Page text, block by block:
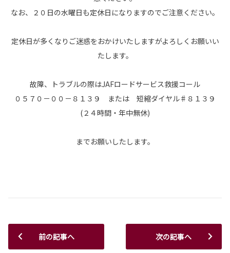
なお、２０日の水曜日も定休日になりますのでご注意ください。
定休日が多くなりご迷惑をおかけいたしますがよろしくお願いい
たします。
故障、トラブルの際はJAFロードサービス救援コール
０５７０－００－８１３９ または 短縮ダイヤル♯８１３９
(２４時間・年中無休)
までお願いしたします。
前の記事へ 次の記事へ